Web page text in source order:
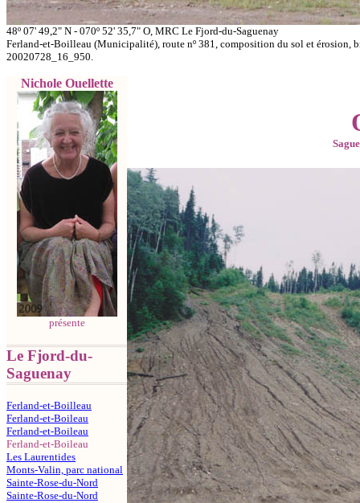
48º 07' 49,2" N - 070º 52' 35,7" O, MRC Le Fjord-du-Saguenay
Ferland-et-Boilleau (Municipalité), route nº 381, composition du sol et érosion,
20020728_16_950.
Nichole Ouellette
présente
Le Fjord-du-
Saguenay
Ferland-et-Boilleau
Ferland-et-Boileau
Ferland-et-Boileau
Ferland-et-Boileau
Les Laurentides
Monts-Valin, parc national
Sainte-Rose-du-Nord
Sainte-Rose-du-Nord